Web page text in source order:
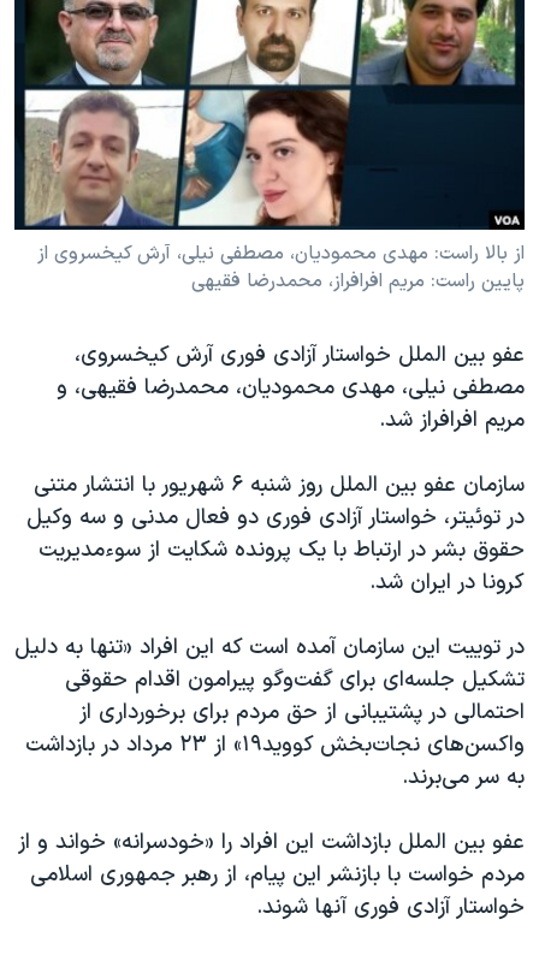
فرهنگ و زندگی
حقوق شهروندی
آرشیو پخش زنده
مستندها
انتخابات ریاست جمهوری آمریکا ۲۰۲۴
حمله جمهوری اسلامی به اسرائیل
مجموعه مستندهای دادخواهی
دادگاه حمید نوری
چهل سال گروگان‌گیری
اعتراضات مردمی آبان ۹۸
اسرائیل در جنگ
نرگس محمدی برنده جایزه نوبل صلح
صفحه‌های ویژه
سفر پرزیدنت ترامپ به چین
دنبال کنید
از بالا راست: مهدی محمودیان، مصطفی نیلی، آرش کیخسروی از
پایین راست: مریم افرافراز، محمدرضا فقیهی
عفو بین الملل خواستار آزادی فوری آرش کیخسروی،
مصطفی نیلی، مهدی محمودیان، محمدرضا فقیهی، و
مریم افرافراز شد.
سازمان عفو بین الملل روز شنبه ۶ شهریور با انتشار متنی
در توئیتر، خواستار آزادی فوری دو فعال مدنی و سه وکیل
حقوق بشر در ارتباط با یک پرونده شکایت از سوء‌مدیریت
کرونا در ایران شد.
در توییت این سازمان آمده است که این افراد «تنها به دلیل
تشکیل جلسه‌ای برای گفت‌و‌گو پیرامون اقدام حقوقی
احتمالی در پشتیبانی از حق مردم برای برخورداری از
واکسن‌های نجات‌بخش کووید۱۹» از ۲۳ مرداد در بازداشت
به سر می‌برند.
عفو بین الملل بازداشت این افراد را «خودسرانه» خواند و از
مردم خواست با بازنشر این پیام، از رهبر جمهوری اسلامی
خواستار آزادی فوری آنها شوند.